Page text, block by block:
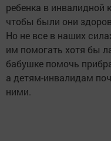
ребенка в инвалидной
чтобы были они
Но не все в наших
им помогать хотя бы
бабушке помочь
а детям-инвалидам
ними.